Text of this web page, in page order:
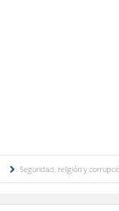
Seguridad, religión y corrupción: